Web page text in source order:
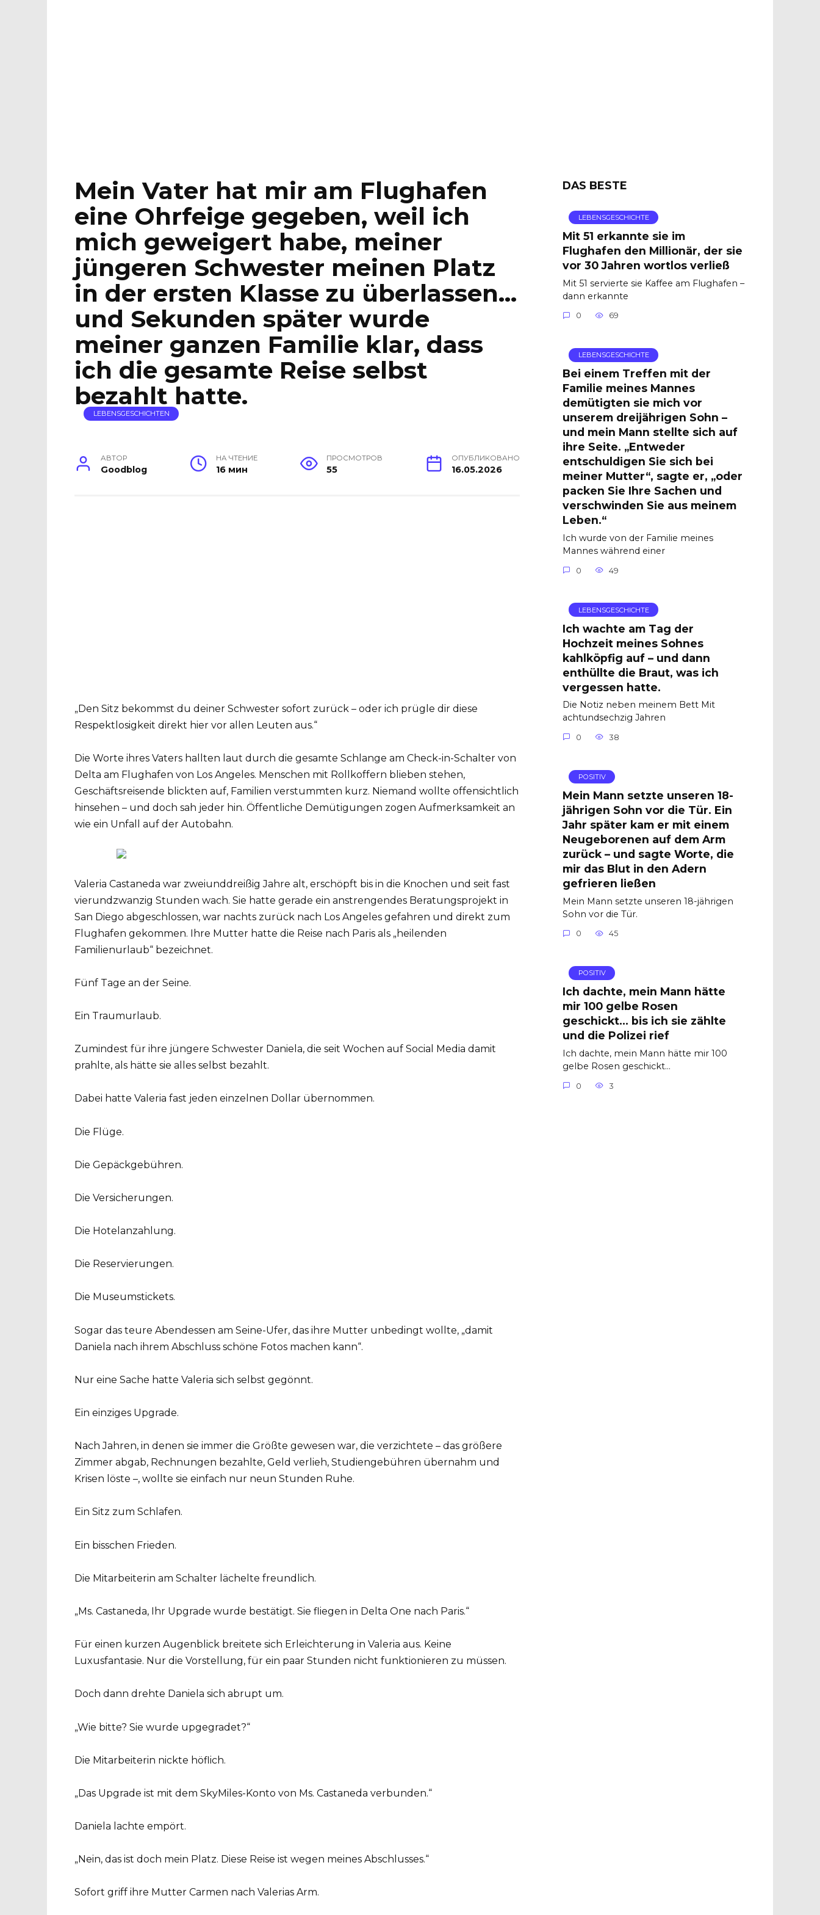
Mein Vater hat mir am Flughafen
eine Ohrfeige gegeben, weil ich
mich geweigert habe, meiner
jüngeren Schwester meinen Platz
in der ersten Klasse zu überlassen…
und Sekunden später wurde
meiner ganzen Familie klar, dass
ich die gesamte Reise selbst
bezahlt hatte.
LEBENSGESCHICHTEN
АВТОР
Goodblog
НА ЧТЕНИЕ
16 мин
ПРОСМОТРОВ
55
ОПУБЛИКОВАНО
16.05.2026
„Den Sitz bekommst du deiner Schwester sofort zurück – oder ich prügle dir diese
Respektlosigkeit direkt hier vor allen Leuten aus.“
Die Worte ihres Vaters hallten laut durch die gesamte Schlange am Check-in-Schalter von
Delta am Flughafen von Los Angeles. Menschen mit Rollkoffern blieben stehen,
Geschäftsreisende blickten auf, Familien verstummten kurz. Niemand wollte offensichtlich
hinsehen – und doch sah jeder hin. Öffentliche Demütigungen zogen Aufmerksamkeit an
wie ein Unfall auf der Autobahn.
Valeria Castaneda war zweiunddreißig Jahre alt, erschöpft bis in die Knochen und seit fast
vierundzwanzig Stunden wach. Sie hatte gerade ein anstrengendes Beratungsprojekt in
San Diego abgeschlossen, war nachts zurück nach Los Angeles gefahren und direkt zum
Flughafen gekommen. Ihre Mutter hatte die Reise nach Paris als „heilenden
Familienurlaub“ bezeichnet.
Fünf Tage an der Seine.
Ein Traumurlaub.
Zumindest für ihre jüngere Schwester Daniela, die seit Wochen auf Social Media damit
prahlte, als hätte sie alles selbst bezahlt.
Dabei hatte Valeria fast jeden einzelnen Dollar übernommen.
Die Flüge.
Die Gepäckgebühren.
Die Versicherungen.
Die Hotelanzahlung.
Die Reservierungen.
Die Museumstickets.
Sogar das teure Abendessen am Seine-Ufer, das ihre Mutter unbedingt wollte, „damit
Daniela nach ihrem Abschluss schöne Fotos machen kann“.
Nur eine Sache hatte Valeria sich selbst gegönnt.
Ein einziges Upgrade.
Nach Jahren, in denen sie immer die Größte gewesen war, die verzichtete – das größere
Zimmer abgab, Rechnungen bezahlte, Geld verlieh, Studiengebühren übernahm und
Krisen löste –, wollte sie einfach nur neun Stunden Ruhe.
Ein Sitz zum Schlafen.
Ein bisschen Frieden.
Die Mitarbeiterin am Schalter lächelte freundlich.
„Ms. Castaneda, Ihr Upgrade wurde bestätigt. Sie fliegen in Delta One nach Paris.“
Für einen kurzen Augenblick breitete sich Erleichterung in Valeria aus. Keine
Luxusfantasie. Nur die Vorstellung, für ein paar Stunden nicht funktionieren zu müssen.
Doch dann drehte Daniela sich abrupt um.
„Wie bitte? Sie wurde upgegradet?“
Die Mitarbeiterin nickte höflich.
„Das Upgrade ist mit dem SkyMiles-Konto von Ms. Castaneda verbunden.“
Daniela lachte empört.
„Nein, das ist doch mein Platz. Diese Reise ist wegen meines Abschlusses.“
Sofort griff ihre Mutter Carmen nach Valerias Arm.
DAS BESTE
LEBENSGESCHICHTE
Mit 51 erkannte sie im
Flughafen den Millionär, der sie
vor 30 Jahren wortlos verließ
Mit 51 servierte sie Kaffee am Flughafen –
dann erkannte
0 69
LEBENSGESCHICHTE
Bei einem Treffen mit der
Familie meines Mannes
demütigten sie mich vor
unserem dreijährigen Sohn –
und mein Mann stellte sich auf
ihre Seite. „Entweder
entschuldigen Sie sich bei
meiner Mutter“, sagte er, „oder
packen Sie Ihre Sachen und
verschwinden Sie aus meinem
Leben.“
Ich wurde von der Familie meines
Mannes während einer
0 49
LEBENSGESCHICHTE
Ich wachte am Tag der
Hochzeit meines Sohnes
kahlköpfig auf – und dann
enthüllte die Braut, was ich
vergessen hatte.
Die Notiz neben meinem Bett Mit
achtundsechzig Jahren
0 38
POSITIV
Mein Mann setzte unseren 18-
jährigen Sohn vor die Tür. Ein
Jahr später kam er mit einem
Neugeborenen auf dem Arm
zurück – und sagte Worte, die
mir das Blut in den Adern
gefrieren ließen
Mein Mann setzte unseren 18-jährigen
Sohn vor die Tür.
0 45
POSITIV
Ich dachte, mein Mann hätte
mir 100 gelbe Rosen
geschickt… bis ich sie zählte
und die Polizei rief
Ich dachte, mein Mann hätte mir 100
gelbe Rosen geschickt…
0 3